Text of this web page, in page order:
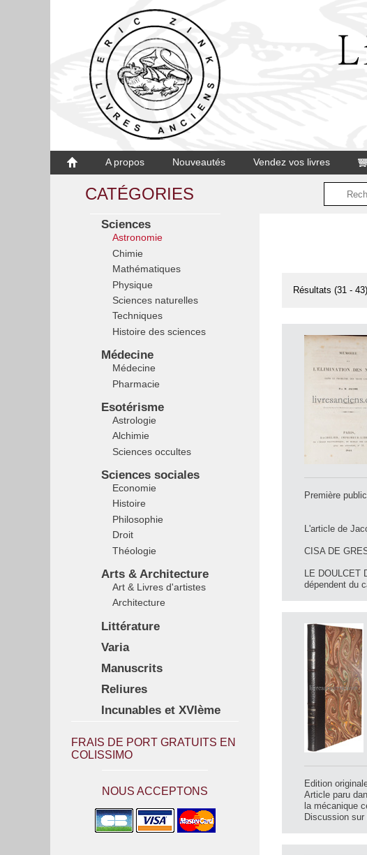
A propos Nouveautés Vendez vos livres
CATÉGORIES
Sciences
Astronomie
Chimie
Mathématiques
Physique
Sciences naturelles
Techniques
Histoire des sciences
Médecine
Médecine
Pharmacie
Esotérisme
Astrologie
Alchimie
Sciences occultes
Sciences sociales
Economie
Histoire
Philosophie
Droit
Théologie
Arts & Architecture
Art & Livres d'artistes
Architecture
Littérature
Varia
Manuscrits
Reliures
Incunables et XVIème
FRAIS DE PORT GRATUITS EN
COLISSIMO
NOUS ACCEPTONS
Résultats (31 -
Première
L'article de
CISA DE
LE DOULCET
dépendent du
Edition
Article paru
la mécanique
Discussion sur